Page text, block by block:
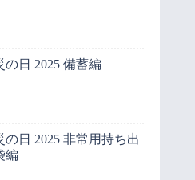
の日 2025 備蓄編
の日 2025 非常用持ち出
編